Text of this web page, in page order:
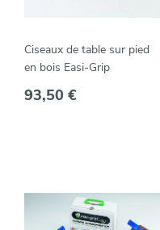
Ciseaux de table sur pied
en bois Easi-Grip
93,50 €